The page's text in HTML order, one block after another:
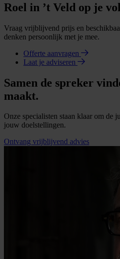
Roel in ’t Veld op je
Vraag vrijblijvend prijs en
denken persoonlijk met je mee.
Offerte aanvragen
Laat je adviseren
Samen de spreker
maakt.
Onze specialisten staan klaar om de
jouw doelstellingen.
Ontvang vrijblijvend advies